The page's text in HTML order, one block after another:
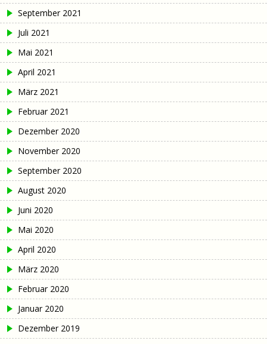
September 2021
Juli 2021
Mai 2021
April 2021
März 2021
Februar 2021
Dezember 2020
November 2020
September 2020
August 2020
Juni 2020
Mai 2020
April 2020
März 2020
Februar 2020
Januar 2020
Dezember 2019